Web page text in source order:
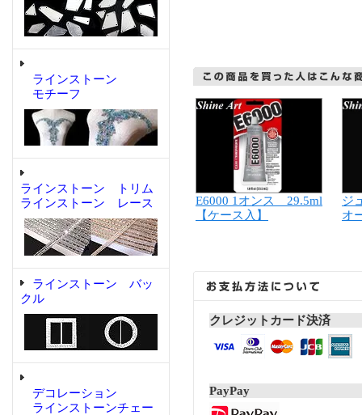
ラインストーン
モチーフ
ラインストーン トリム
ラインストーン レース
ラインストーン バッ
クル
デコレーション
ラインストーンチェー
E6000 1オンス 29.5ml
【ケース入】
ジ
オ
クレジットカード決済
PayPay